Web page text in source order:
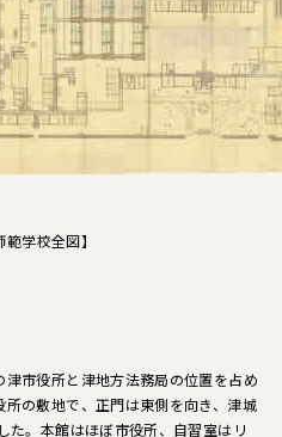
範学校全図】
市役所と津地方法務局の位置を占め
の敷地で、正門は東側を向き、津城
た。本館はほぼ市役所、自習室はリ